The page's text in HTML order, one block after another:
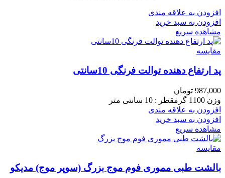
افزودن به علاقه مندی
افزودن به سبد خرید
مشاهده سریع
مقایسه
پد ارتفاع دهنده توالت فرنگی 10سانتی
987,000 تومان
وزن 1100 گرمقطر : 10 سانتی متر
افزودن به علاقه مندی
افزودن به سبد خرید
مشاهده سریع
مقایسه
بالشت طبی مموری فوم موج بزرگ (سوپر موج) مدیکو